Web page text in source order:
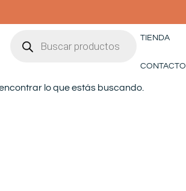
productos
TIENDA
CONTACTO
lo que estás buscando.